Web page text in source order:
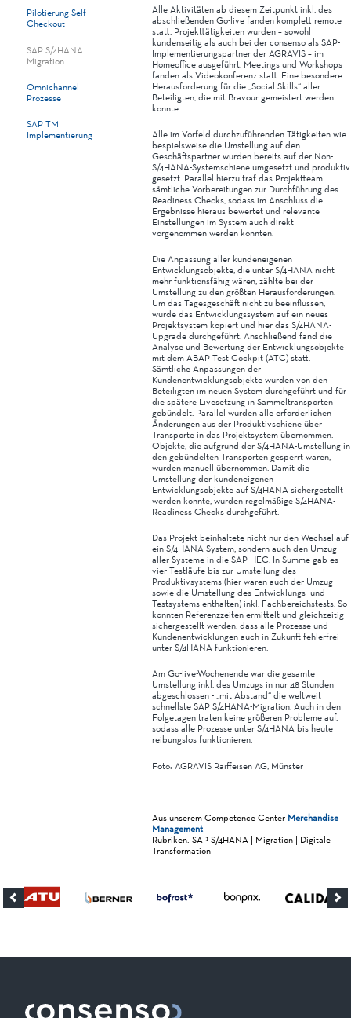
Pilotierung Self-
Checkout
SAP S/4HANA
Migration
Omnichannel
Prozesse
SAP TM
Implementierung
Alle Aktivitäten ab diesem Zeitpunkt inkl. des
abschließenden Go-live fanden komplett remote
statt. Projekttätigkeiten wurden – sowohl
kundenseitig als auch bei der consenso als SAP-
Implementierungspartner der AGRAVIS – im
Homeoffice ausgeführt, Meetings und Workshops
fanden als Videokonferenz statt. Eine besondere
Herausforderung für die „Social Skills“ aller
Beteiligten, die mit Bravour gemeistert werden
konnte.
Alle im Vorfeld durchzuführenden Tätigkeiten wie
bespielsweise die Umstellung auf den
Geschäftspartner wurden bereits auf der Non-
S/4HANA-Systemschiene umgesetzt und produktiv
gesetzt. Parallel hierzu traf das Projektteam
sämtliche Vorbereitungen zur Durchführung des
Readiness Checks, sodass im Anschluss die
Ergebnisse hieraus bewertet und relevante
Einstellungen im System auch direkt
vorgenommen werden konnten.
Die Anpassung aller kundeneigenen
Entwicklungsobjekte, die unter S/4HANA nicht
mehr funktionsfähig wären, zählte bei der
Umstellung zu den größten Herausforderungen.
Um das Tagesgeschäft nicht zu beeinflussen,
wurde das Entwicklungssystem auf ein neues
Projektsystem kopiert und hier das S/4HANA-
Upgrade durchgeführt. Anschließend fand die
Analyse und Bewertung der Entwicklungsobjekte
mit dem ABAP Test Cockpit (ATC) statt.
Sämtliche Anpassungen der
Kundenentwicklungsobjekte wurden von den
Beteiligten im neuen System durchgeführt und für
die spätere Livesetzung in Sammeltransporten
gebündelt. Parallel wurden alle erforderlichen
Änderungen aus der Produktivschiene über
Transporte in das Projektsystem übernommen.
Objekte, die aufgrund der S/4HANA-Umstellung in
den gebündelten Transporten gesperrt waren,
wurden manuell übernommen. Damit die
Umstellung der kundeneigenen
Entwicklungsobjekte auf S/4HANA sichergestellt
werden konnte, wurden regelmäßige S/4HANA-
Readiness Checks durchgeführt.
Das Projekt beinhaltete nicht nur den Wechsel auf
ein S/4HANA-System, sondern auch den Umzug
aller Systeme in die SAP HEC. In Summe gab es
vier Testläufe bis zur Umstellung des
Produktivsystems (hier waren auch der Umzug
sowie die Umstellung des Entwicklungs- und
Testsystems enthalten) inkl. Fachbereichstests. So
konnten Referenzzeiten ermittelt und gleichzeitig
sichergestellt werden, dass alle Prozesse und
Kundenentwicklungen auch in Zukunft fehlerfrei
unter S/4HANA funktionieren.
Am Go-live-Wochenende war die gesamte
Umstellung inkl. des Umzugs in nur 48 Stunden
abgeschlossen - „mit Abstand“ die weltweit
schnellste SAP S/4HANA-Migration. Auch in den
Folgetagen traten keine größeren Probleme auf,
sodass alle Prozesse unter S/4HANA bis heute
reibungslos funktionieren.
Foto: AGRAVIS Raiffeisen AG, Münster
Aus unserem Competence Center Merchandise
Management
Rubriken: SAP S/4HANA | Migration | Digitale
Transformation